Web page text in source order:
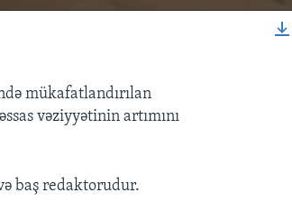
mükafatlandırılan
vəziyyətinin artımını
baş redaktorudur.